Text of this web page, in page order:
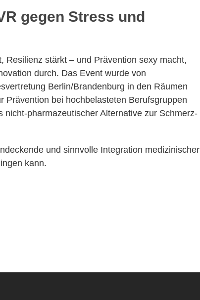
gegen Stress und
Resilienz stärkt – und Prävention sexy macht,
durch. Das Event wurde von
Berlin/Brandenburg in den Räumen
Prävention bei hochbelasteten Berufsgruppen
pharmazeutischer Alternative zur Schmerz-
und sinnvolle Integration medizinischer
kann.